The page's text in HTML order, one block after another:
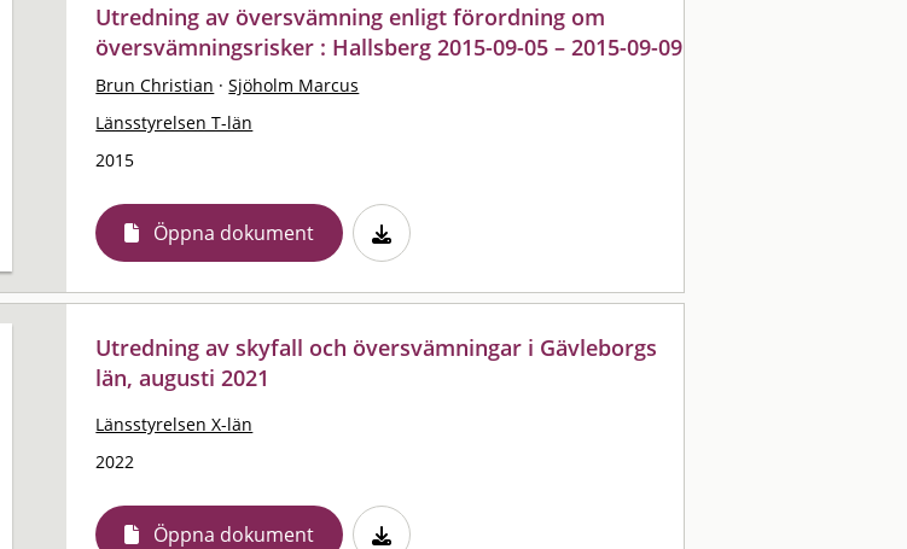
Utredning av översvämning enligt förordning om
översvämningsrisker : Hallsberg 2015-09-05 – 2015-09-09
Brun Christian · Sjöholm Marcus
Länsstyrelsen T-län
2015
Öppna dokument
Utredning av skyfall och översvämningar i Gävleborgs
län, augusti 2021
Länsstyrelsen X-län
2022
Öppna dokument